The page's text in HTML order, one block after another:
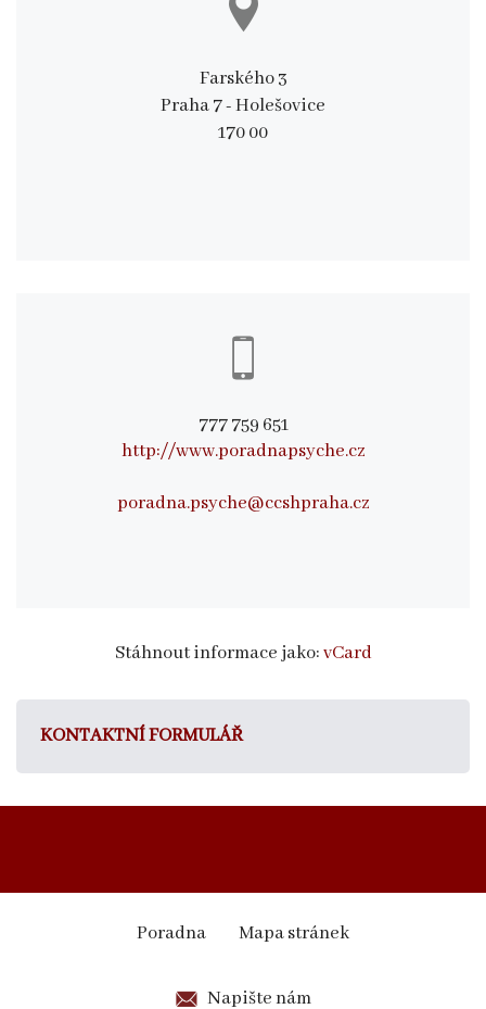
Farského 3
Praha 7 - Holešovice
170 00
777 759 651
http://www.poradnapsyche.cz
poradna.psyche@ccshpraha.cz
Stáhnout informace jako:vCard
KONTAKTNÍ FORMULÁŘ
Poradna Mapa stránek
Napište nám